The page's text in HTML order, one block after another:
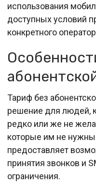
использования
доступных условий
конкретного
Тариф без
решение для людей,
редко или же не
которые им не
предоставляет
принятия звонков и
ограничения.